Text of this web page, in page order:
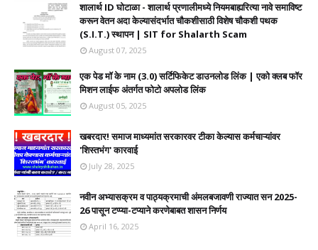
शालार्थ ID घोटाळा - शालार्थ प्रणालीमध्ये नियमबाह्यरित्या नावे समाविष्ट
करून वेतन अदा केल्यासंदर्भात चौकशीसाठी विशेष चौकशी पथक
(S.I.T.) स्थापन | SIT for Shalarth Scam
August 07, 2025
एक पेड मॉ के नाम (3.0) सर्टिफिकेट डाउनलोड लिंक | एको क्लब फॉर
मिशन लाईफ अंतर्गत फोटो अपलोड लिंक
August 05, 2025
खबरदार! समाज माध्यमांत सरकारवर टीका केल्यास कर्मचाऱ्यांवर
'शिस्तभंग' कारवाई
July 28, 2025
नवीन अभ्यासक्रम व पाठ्यक्रमाची अंमलबजावणी राज्यात सन 2025-
26 पासून टप्प्या-टप्याने करणेबाबत शासन निर्णय
April 16, 2025